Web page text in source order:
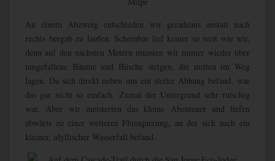
An einem Abzweig entschieden wir geradeaus anstatt nach
rechts bergab zu laufen. Scheinbar lief keiner so weit wie wir,
denn auf den nächsten Metern mussten wir immer wieder über
umgefallene Bäume und Büsche steigen, die mitten im Weg
lagen. Da sich direkt neben uns ein steiler Abhang befand, war
das gar nicht so einfach. Zumal der Untergrund sehr rutschig
war. Aber wir meisterten das kleine Abenteuer und liefen
abwärts zu einer weiteren Flussquerung, an der sich auch ein
kleiner, idyllischer Wasserfall befand.